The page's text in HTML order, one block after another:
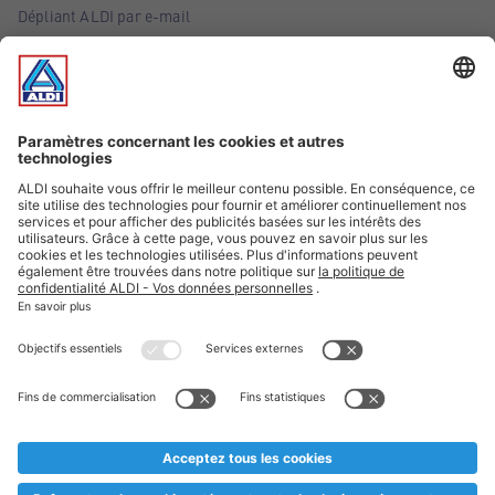
Dépliant ALDI par e-mail
Offres
Infos essentielles
Suivez ALDI Belgique
Textes marqués d'un astérisque et mentions légales
* Nous vendons ces articles temporairement et jusqu'à
au cas où, malgré le planning bien étudié, nous serions
prématurément en rupture de stock. Prix Recupel et TVA incl.
** Sur ce site, l’utilisation de la forme masculine a été adoptée